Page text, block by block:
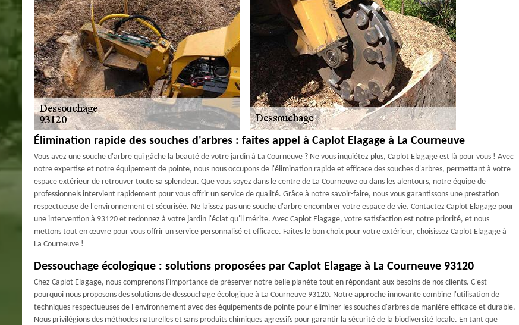
Élimination rapide des souches d'arbres : faites appel à Caplot Elagage à La Courneuve
Vous avez une souche d'arbre qui gâche la beauté de votre jardin à La Courneuve ? Ne vous inquiétez plus, Caplot Elagage est là pour vous ! Avec
notre expertise et notre équipement de pointe, nous nous occupons de l'élimination rapide et efficace des souches d'arbres, permettant à votre
espace extérieur de retrouver toute sa splendeur. Que vous soyez dans le centre de La Courneuve ou dans les alentours, notre équipe de
professionnels intervient rapidement pour vous offrir un service de qualité. Grâce à notre savoir-faire, nous vous garantissons une prestation
respectueuse de l'environnement et sécurisée. Ne laissez pas une souche d'arbre encombrer votre espace de vie. Contactez Caplot Elagage pour
une intervention à 93120 et redonnez à votre jardin l'éclat qu'il mérite. Avec Caplot Elagage, votre satisfaction est notre priorité, et nous
mettons tout en œuvre pour vous offrir un service personnalisé et efficace. Faites le bon choix pour votre extérieur, choisissez Caplot Elagage à
La Courneuve !
Dessouchage écologique : solutions proposées par Caplot Elagage à La Courneuve 93120
Chez Caplot Elagage, nous comprenons l'importance de préserver notre belle planète tout en répondant aux besoins de nos clients. C'est
pourquoi nous proposons des solutions de dessouchage écologique à La Courneuve 93120. Notre approche innovante combine l'utilisation de
techniques respectueuses de l'environnement avec des équipements de pointe pour éliminer les souches d'arbres de manière efficace et durable.
Nous privilégions des méthodes naturelles et sans produits chimiques agressifs pour garantir la sécurité de la biodiversité locale. En tant que